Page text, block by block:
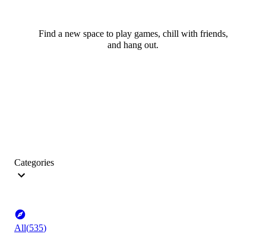
Find a new space to play games, chill with friends,
and hang out.
Categories
All(535)